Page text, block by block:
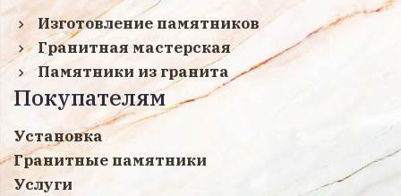
Изготовление памятников
Гранитная мастерская
Памятники из гранита
Покупателям
Установка
Гранитные памятники
Услуги